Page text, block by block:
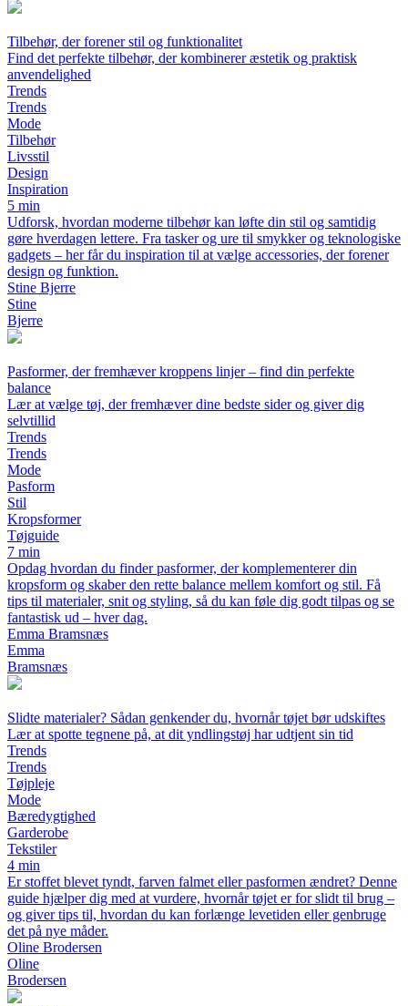
Tilbehør, der forener stil og funktionalitet
Find det perfekte tilbehør, der kombinerer æstetik og praktisk
anvendelighed
Trends
Trends
Mode
Tilbehør
Livsstil
Design
Inspiration
5 min
Udforsk, hvordan moderne tilbehør kan løfte din stil og samtidig
gøre hverdagen lettere. Fra tasker og ure til smykker og teknologiske
gadgets – her får du inspiration til at vælge accessories, der forener
design og funktion.
Stine Bjerre
Stine
Bjerre
Pasformer, der fremhæver kroppens linjer – find din perfekte
balance
Lær at vælge tøj, der fremhæver dine bedste sider og giver dig
selvtillid
Trends
Trends
Mode
Pasform
Stil
Kropsformer
Tøjguide
7 min
Opdag hvordan du finder pasformer, der komplementerer din
kropsform og skaber den rette balance mellem komfort og stil. Få
tips til materialer, snit og styling, så du kan føle dig godt tilpas og se
fantastisk ud – hver dag.
Emma Bramsnæs
Emma
Bramsnæs
Slidte materialer? Sådan genkender du, hvornår tøjet bør udskiftes
Lær at spotte tegnene på, at dit yndlingstøj har udtjent sin tid
Trends
Trends
Tøjpleje
Mode
Bæredygtighed
Garderobe
Tekstiler
4 min
Er stoffet blevet tyndt, farven falmet eller pasformen ændret? Denne
guide hjælper dig med at vurdere, hvornår tøjet er for slidt til brug –
og giver tips til, hvordan du kan forlænge levetiden eller genbruge
det på nye måder.
Oline Brodersen
Oline
Brodersen